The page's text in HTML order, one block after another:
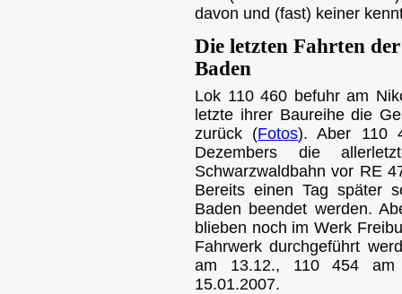
davon und (fast) keiner
Die letzten Fahrten
Baden
Lok 110 460 befuhr am
letzte ihrer Baureihe die
zurück (Fotos). Aber 110
Dezembers die
Schwarzwaldbahn vor RE
Bereits einen Tag später
Baden beendet werden.
blieben noch im Werk
Fahrwerk durchgeführt
am 13.12., 110 454
15.01.2007.